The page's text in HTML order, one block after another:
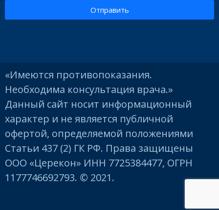
Отправить
«Имеются противопоказания.
Необходима консультация врача.»
Данный сайт носит информационный
характер и не является публичной
офертой, определяемой положениями
Статьи 437 (2) ГК РФ. Права защищены
ООО «Церекон» ИНН 7725384477, ОГРН
1177746692793. © 2021.